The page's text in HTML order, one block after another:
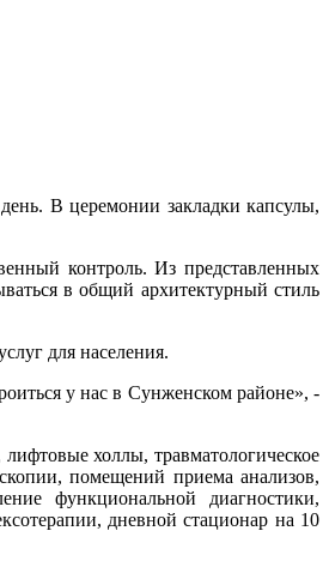
В церемонии закладки капсулы,
контроль. Из представленных
в общий архитектурный стиль
для населения.
у нас в Сунженском районе», -
холлы, травматологическое
помещений приема анализов,
функциональной диагностики,
дневной стационар на 10